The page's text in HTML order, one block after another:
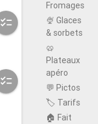
checklist
checklist
Fromages
🍨 Glaces
& sorbets
🥨
Plateaux
apéro
💬 Pictos
🏷️ Tarifs
🏠 Fait